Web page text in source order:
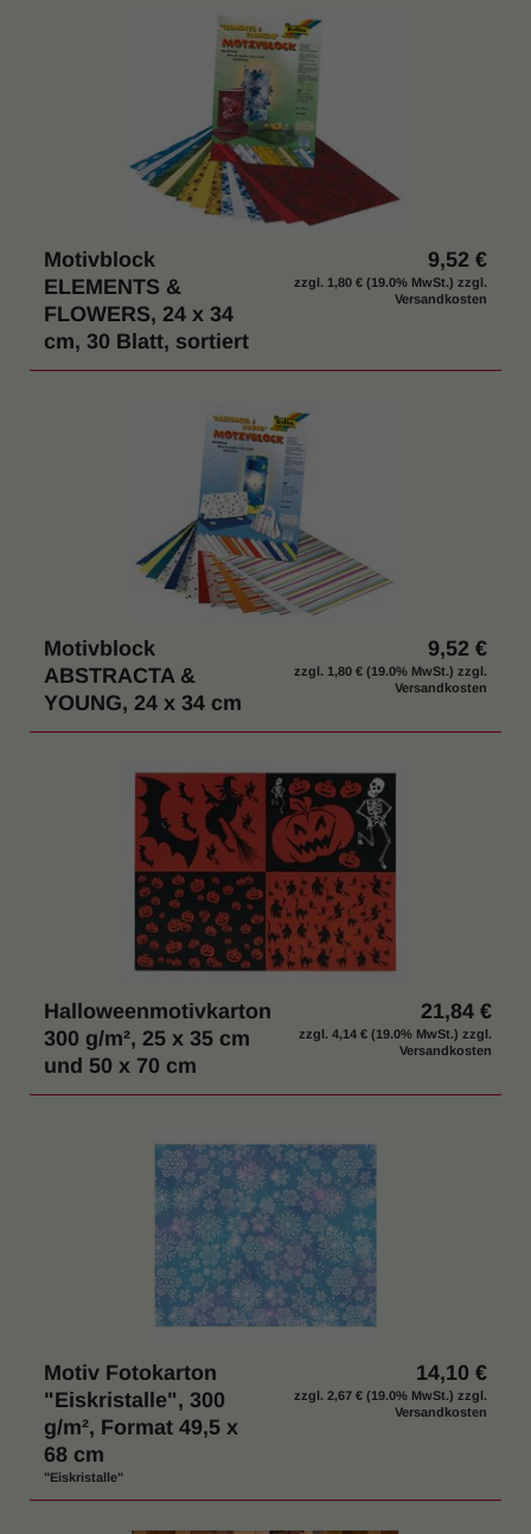
Motivblock
ELEMENTS &
FLOWERS, 24 x 34
cm, 30 Blatt, sortiert
9,52 €
zzgl. 1,80 € (19.0% MwSt.) zzgl.
Versandkosten
Motivblock
ABSTRACTA &
YOUNG, 24 x 34 cm
9,52 €
zzgl. 1,80 € (19.0% MwSt.) zzgl.
Versandkosten
Halloweenmotivkarton
300 g/m², 25 x 35 cm
und 50 x 70 cm
21,84 €
zzgl.4,14 € (19.0% MwSt.) zzgl.
Versandkosten
Motiv Fotokarton
"Eiskristalle", 300
g/m², Format 49,5 x
68 cm
"Eiskristalle"
14,10 €
zzgl. 2,67 € (19.0% MwSt.) zzgl.
Versandkosten